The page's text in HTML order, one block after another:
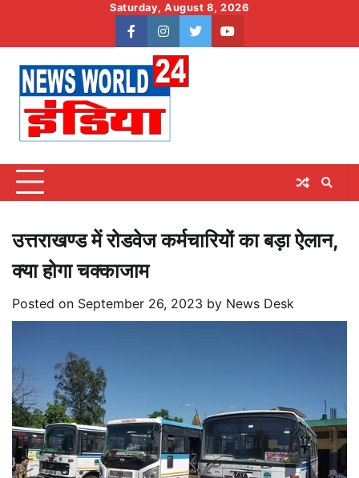
content
Saturday, August 8, 2026
facebookinstagram
twitteryoutube
उत्तराखण्ड में रोडवेज कर्मचारियों का बड़ा ऐलान,
क्या होगा चक्काजाम
Posted on September 26, 2023 by News Desk